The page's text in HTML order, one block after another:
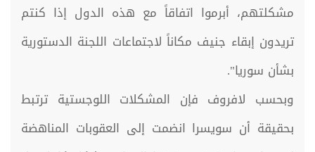
مشكلتهم، أبرموا اتفاقاً مع هذه الدول إذا كنتم
تريدون إبقاء جنيف مكاناً لاجتماعات اللجنة الدستورية
بشأن سوريا".
وبحسب لافروف فإن المشكلات اللوجستية ترتبط
بحقيقة أن سويسرا انضمت إلى العقوبات المناهضة